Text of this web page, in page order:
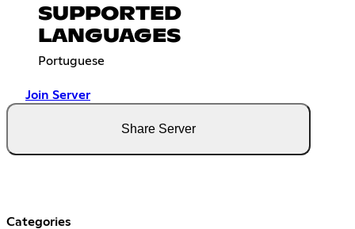
SUPPORTED
LANGUAGES
Portuguese
Join Server
Share Server
Categories